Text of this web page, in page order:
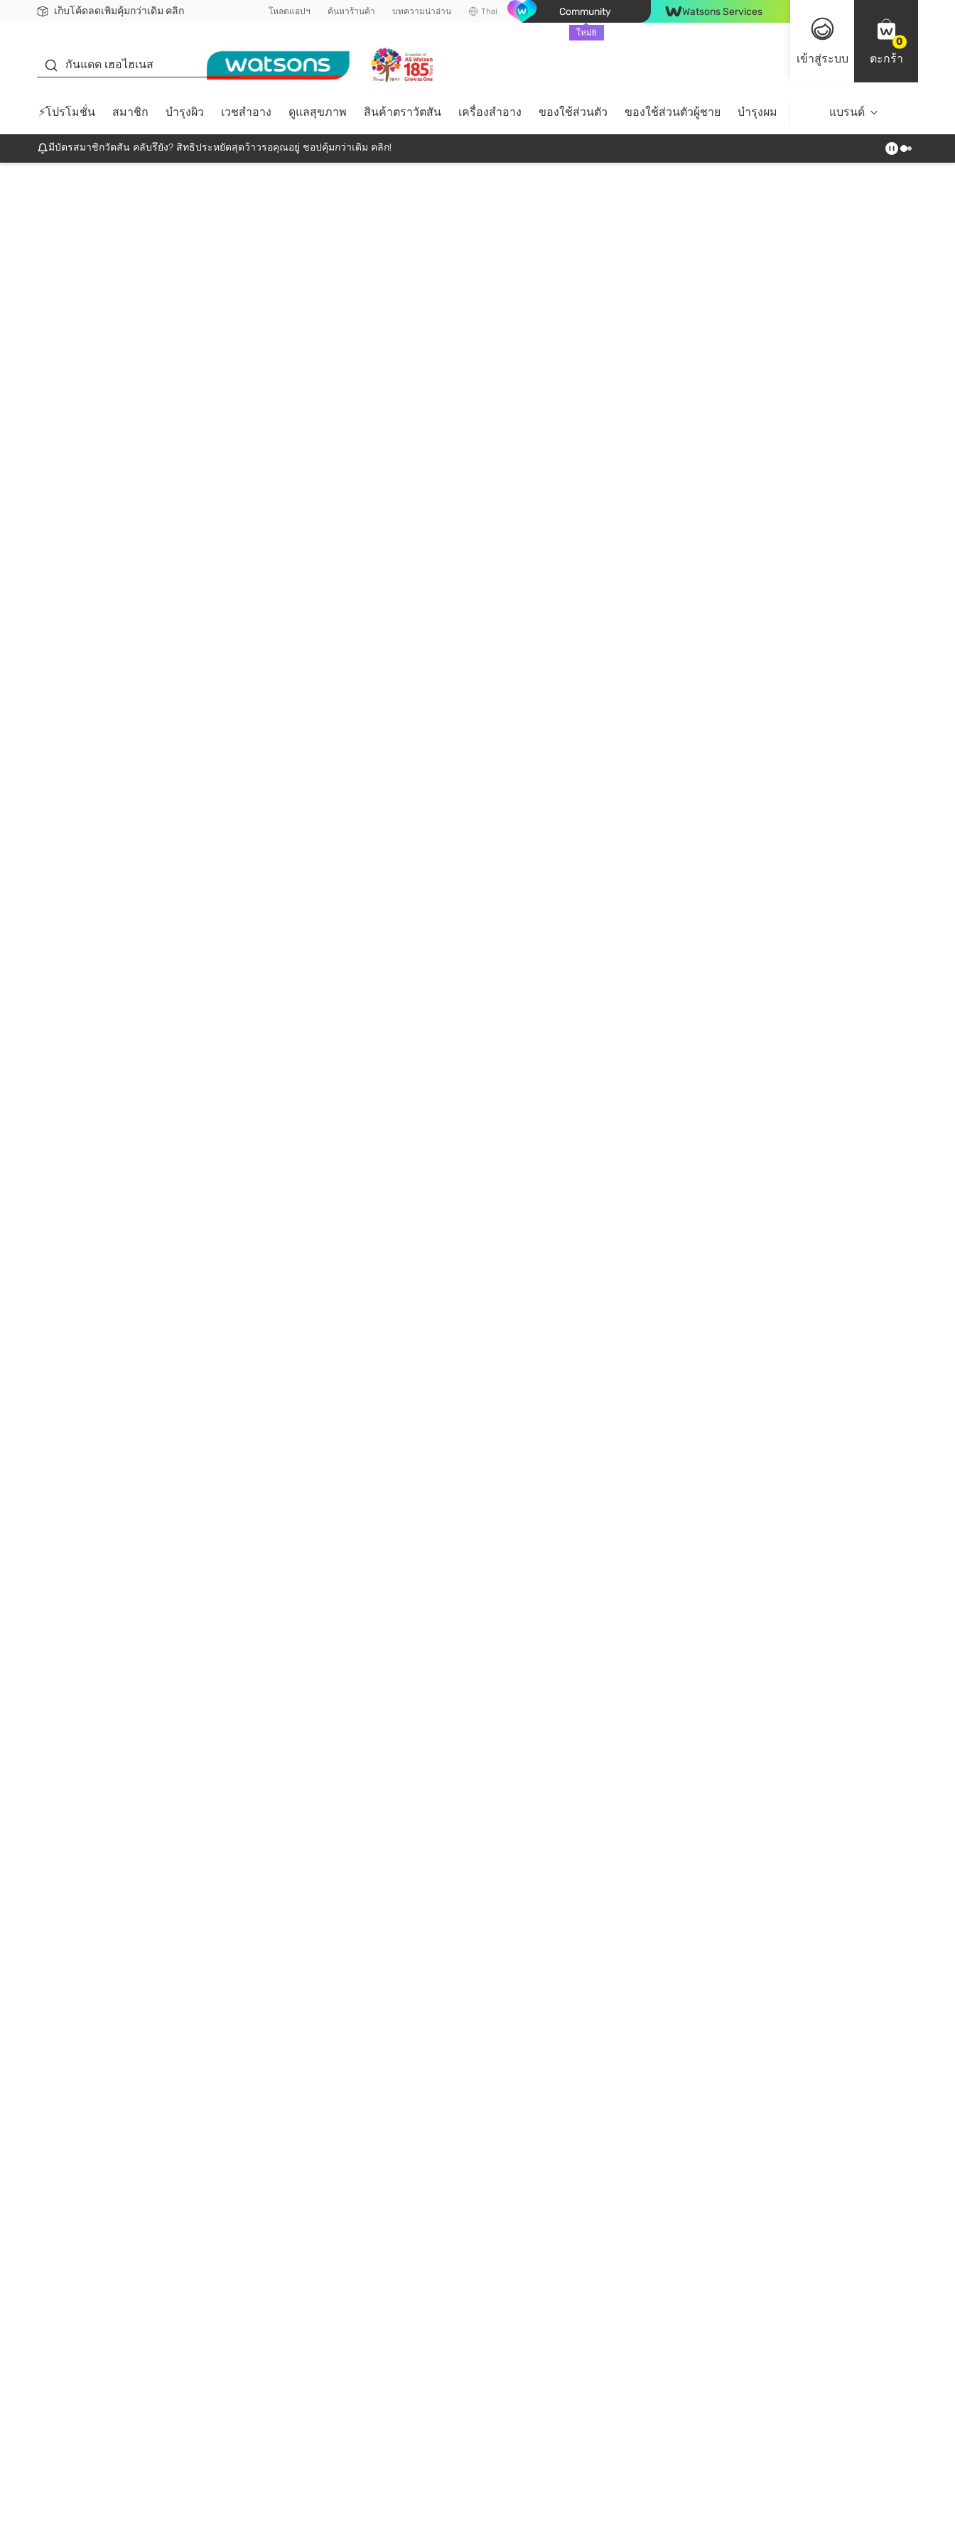
เก็บโค้ดลดเพิ่มคุ้มกว่าเดิม คลิก
ชอปออนไลน์ครั้งแรก ลดเพิ่มจุก ๆ 10%! 🎉
📦ส่งฟรี! เมื่อชอป 499฿
สมาชิกวัตสัน คลับดียังไง? โหลดแอปฯ ค้นหาร้านค้า บทความน่าอ่าน Thai Community
ใหม่!!
Watsons Services
เข้าสู่ระบบ
0
ตะกร้า
กันแดด เฮอไฮเนส
⚡โปรโมชั่น สมาชิก บำรุงผิว เวชสำอาง ดูแลสุขภาพ สินค้าตราวัตสัน เครื่องสำอาง ของใช้ส่วนตัว ของใช้ส่วนตัวผู้ชาย บำรุงผม ไลฟ์สไตล์ Top Brands
แบรนด์
มีบัตรสมาชิกวัตสัน คลับรึยัง? สิทธิประหยัดสุดว้าวรอคุณอยู่ ชอปคุ้มกว่าเดิม คลิก!